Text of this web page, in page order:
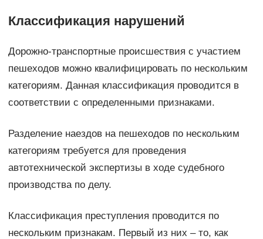
Классификация нарушений
Дорожно-транспортные происшествия с участием
пешеходов можно квалифицировать по нескольким
категориям. Данная классификация проводится в
соответствии с определенными признаками.
Разделение наездов на пешеходов по нескольким
категориям требуется для проведения
автотехнической экспертизы в ходе судебного
производства по делу.
Классификация преступления проводится по
нескольким признакам. Первый из них – то, как